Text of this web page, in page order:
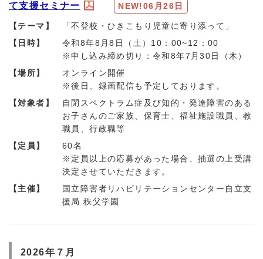
て支援セミナー
NEW! 06月26日
【テーマ】
「不登校・ひきこもり児童に寄り添って」
【日時】
令和8年8月8日（土）10：00~12：00
※申し込み締め切り：令和8年7月30日（木）
【場所】
オンライン開催
※後日、録画配信も予定しております。
【対象者】
自閉スペクトラム症及び知的・発達障害のある
お子さんのご家族、保育士、福祉施設職員、教
職員、行政職等
【定員】
60名
※定員以上の応募があった場合、抽選の上受講
決定させていただきます。
【主催】
国立障害者リハビリテーションセンター自立支
援局 秩父学園
2026年７月